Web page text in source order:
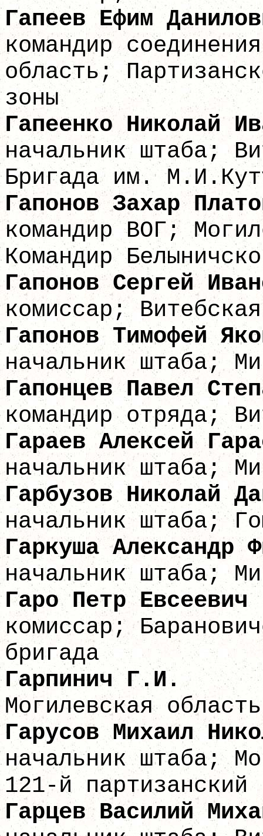
Гапеев Ефим
командир
область;
зоны
Гапеенко
начальник штаба;
Бригада им.
Гапонов
командир ВОГ;
Командир
Гапонов
комиссар;
Гапонов
начальник штаба;
Гапонцев
командир отряда;
Гараев
начальник штаба;
Гарбузов
начальник штаба;
Гаркуша
начальник штаба;
Гаро Петр
комиссар;
бригада
Могилевская
Гарусов
начальник штаба;
121-й
Гарцев